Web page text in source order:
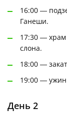
16:00 —
Ганеши.
17:30 — храм
слона.
18:00 —
19:00 — ужин
День 2